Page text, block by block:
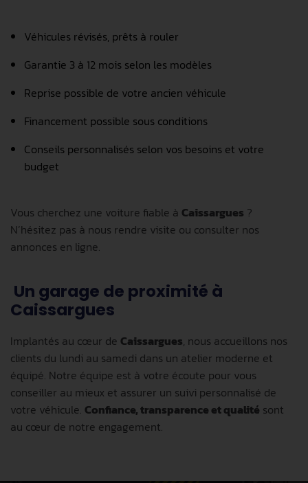
Véhicules révisés, prêts à rouler
Garantie 3 à 12 mois selon les modèles
Reprise possible de votre ancien véhicule
Financement possible sous conditions
Conseils personnalisés selon vos besoins et votre
budget
Vous cherchez une voiture fiable à Caissargues ?
N’hésitez pas à nous rendre visite ou consulter nos
annonces en ligne.
Un garage de proximité à
Caissargues
Implantés au cœur de Caissargues, nous accueillons nos
clients du lundi au samedi dans un atelier moderne et
équipé. Notre équipe est à votre écoute pour vous
conseiller au mieux et assurer un suivi personnalisé de
votre véhicule. Confiance, transparence et qualité sont
au cœur de notre engagement.